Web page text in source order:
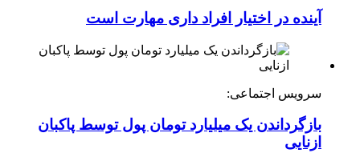
آینده در اختیار افراد داری مهارت است
سرویس اجتماعی:
بازگرداندن یک میلیارد تومان پول توسط پاکبان
ازنایی